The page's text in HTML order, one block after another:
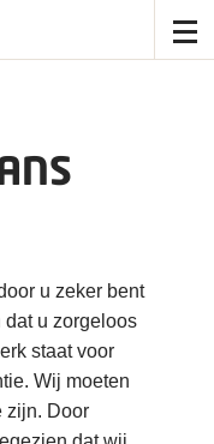
u zeker bent
u zorgeloos
staat voor
Wij moeten
zijn. Door